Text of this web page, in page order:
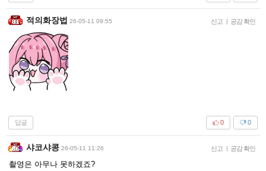
적의화장법 26-05-11 09:55 신고 | 공감 확인
답글 0
0
샤코샤콩 26-05-11 11:26 신고 | 공감 확인
촬영은 아무나 못하겠죠?